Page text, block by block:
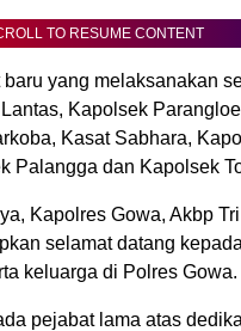
TO RESUME CONTENT
yang melaksanakan
Kapolsek
Kasat Sabhara,
Palangga dan Kapolsek
Kapolres Gowa, Akbp
selamat datang
keluarga di Polres Gowa.
pejabat lama atas